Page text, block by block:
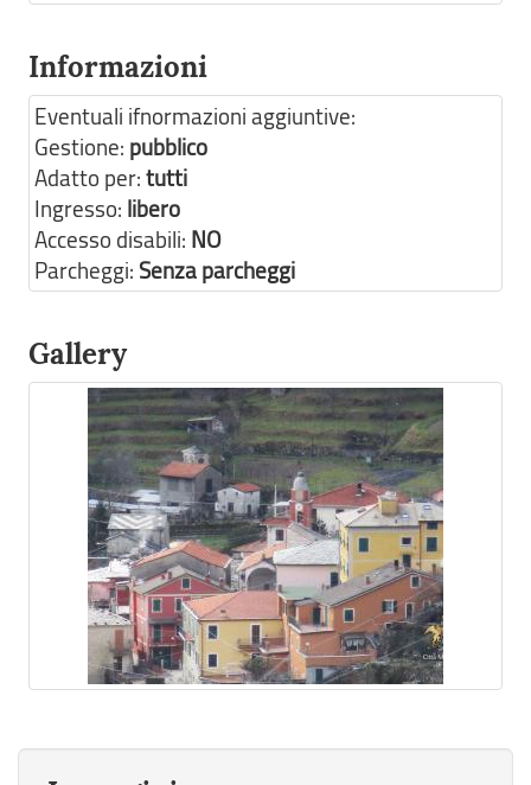
Informazioni
Eventuali ifnormazioni aggiuntive:
Gestione: pubblico
Adatto per:tutti
Ingresso: libero
Accesso disabili: NO
Parcheggi: Senza parcheggi
Gallery